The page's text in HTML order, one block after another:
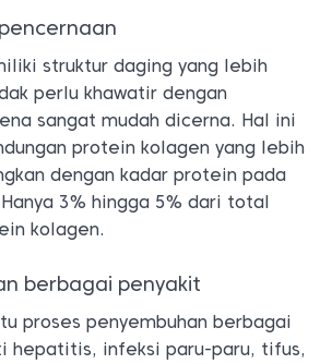
struktur daging yang lebih
perlu khawatir dengan
sangat mudah dicerna. Hal ini
protein kolagen yang lebih
dengan kadar protein pada
3% hingga 5% dari total
kolagen.
berbagai penyakit
proses penyembuhan berbagai
hepatitis, infeksi paru-paru, tifus,